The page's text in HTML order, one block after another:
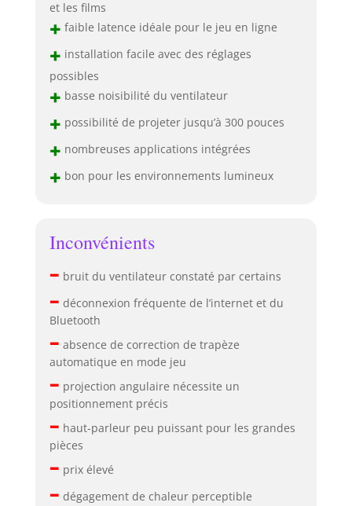
et les films
+ faible latence idéale pour le jeu en ligne
+ installation facile avec des réglages
possibles
+ basse noisibilité du ventilateur
+ possibilité de projeter jusqu’à 300 pouces
+ nombreuses applications intégrées
+ bon pour les environnements lumineux
Inconvénients
– bruit du ventilateur constaté par certains
– déconnexion fréquente de l’internet et du
Bluetooth
– absence de correction de trapèze
automatique en mode jeu
– projection angulaire nécessite un
positionnement précis
– haut-parleur peu puissant pour les grandes
pièces
– prix élevé
– dégagement de chaleur perceptible